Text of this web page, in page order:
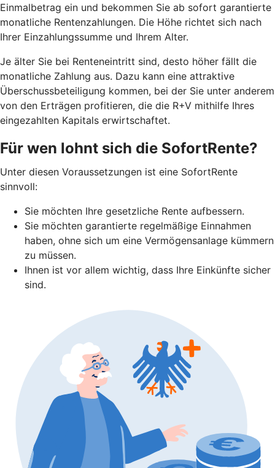
Einmalbetrag ein und bekommen Sie ab sofort garantierte
monatliche Rentenzahlungen. Die Höhe richtet sich nach
Ihrer Einzahlungssumme und Ihrem Alter.
Je älter Sie bei Renteneintritt sind, desto höher fällt die
monatliche Zahlung aus. Dazu kann eine attraktive
Überschussbeteiligung kommen, bei der Sie unter anderem
von den Erträgen profitieren, die die R+V mithilfe Ihres
eingezahlten Kapitals erwirtschaftet.
Für wen lohnt sich die SofortRente?
Unter diesen Voraussetzungen ist eine SofortRente
sinnvoll:
Sie möchten Ihre gesetzliche Rente aufbessern.
Sie möchten garantierte regelmäßige Einnahmen
haben, ohne sich um eine Vermögensanlage kümmern
zu müssen.
Ihnen ist vor allem wichtig, dass Ihre Einkünfte sicher
sind.